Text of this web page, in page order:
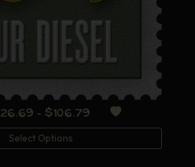
26.69 - $106.79 Rango
de
precios:
Select Options